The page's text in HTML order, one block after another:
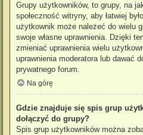
Grupy użytkowników, to grupy, na
społeczność witryny, aby łatwiej
użytkownik może należeć do wielu
swoje własne uprawnienia. Dzięki
zmieniać uprawnienia wielu
uprawnienia moderatora lub dawać
prywatnego forum.
Na górę
Gdzie znajduje się spis grup
dołączyć do grupy?
Spis grup użytkowników można